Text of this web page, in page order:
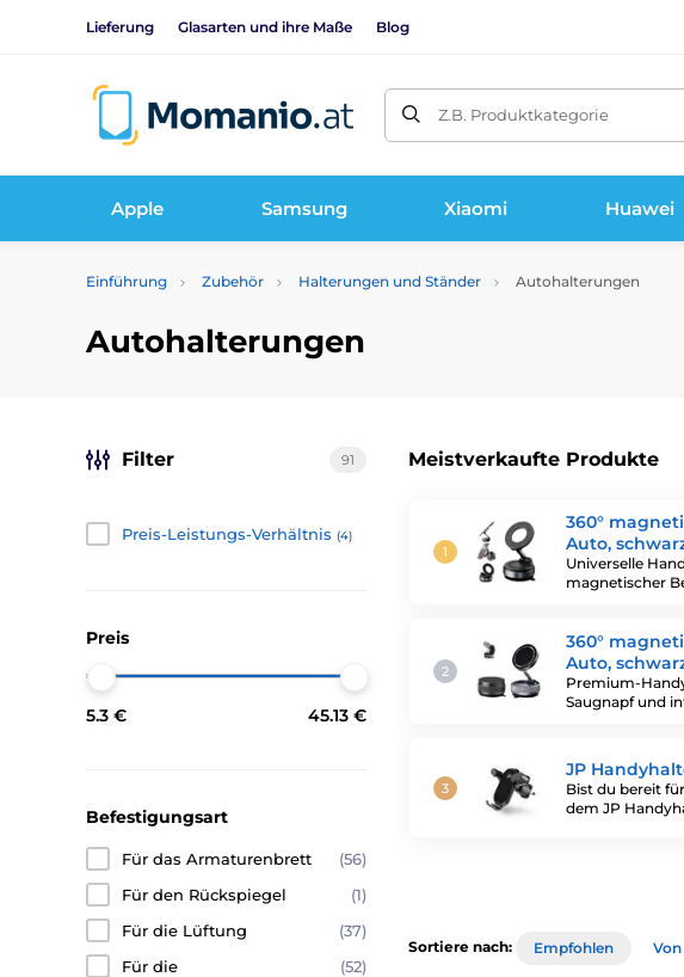
Lieferung Glasarten und ihre Maße Blog
Z.B. Produktkategorie
Apple Samsung Xiaomi Huawei
Einführung Zubehör Halterungen und Ständer Autohalterungen
Autohalterungen
Meistverkaufte Produkte
360°
Auto,
Universelle
magnetischer
360°
Auto,
Premium-
Saugnapf und
JP
Bist du bereit
dem JP
Filter 91
Preis-Leistungs-Verhältnis (4)
Preis
5.3 € 45.13 €
Befestigungsart
Für das Armaturenbrett
(56)
Für den Rückspiegel
(1)
Für die Lüftung
(37)
Für die
(52)
Sortiere nach: Empfohlen